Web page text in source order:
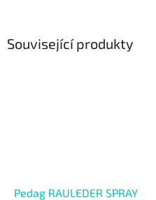
Související produkty
Pedag RAULEDER SPRAY